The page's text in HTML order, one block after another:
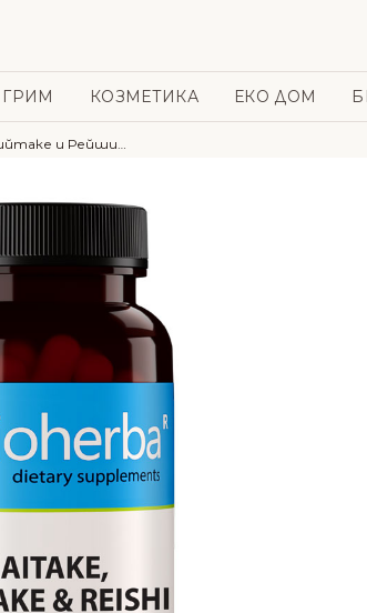
ГРИМ КОЗМЕТИКА ЕКО ДОМ
Майтаке, Шийтаке и Рейши – 300мг, 100капсули – Bioherba